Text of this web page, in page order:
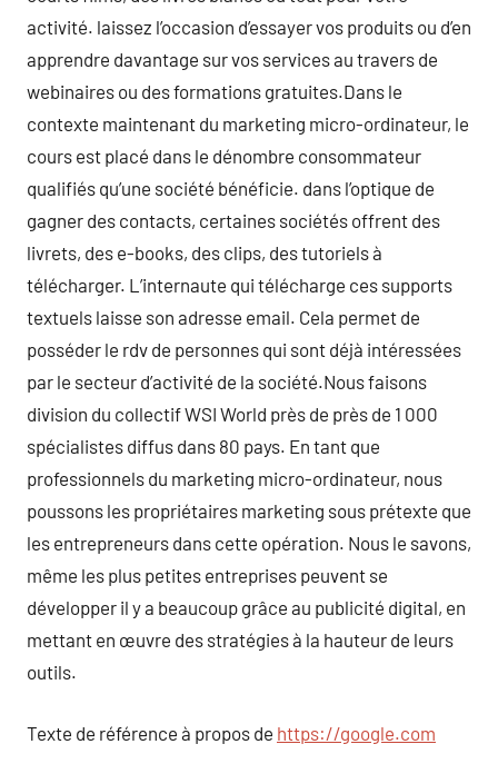
activité. laissez l’occasion d’essayer vos produits ou d’en
apprendre davantage sur vos services au travers de
webinaires ou des formations gratuites.Dans le
contexte maintenant du marketing micro-ordinateur, le
cours est placé dans le dénombre consommateur
qualifiés qu’une société bénéficie. dans l’optique de
gagner des contacts, certaines sociétés offrent des
livrets, des e-books, des clips, des tutoriels à
télécharger. L’internaute qui télécharge ces supports
textuels laisse son adresse email. Cela permet de
posséder le rdv de personnes qui sont déjà intéressées
par le secteur d’activité de la société.Nous faisons
division du collectif WSI World près de près de 1 000
spécialistes diffus dans 80 pays. En tant que
professionnels du marketing micro-ordinateur, nous
poussons les propriétaires marketing sous prétexte que
les entrepreneurs dans cette opération. Nous le savons,
même les plus petites entreprises peuvent se
développer il y a beaucoup grâce au publicité digital, en
mettant en œuvre des stratégies à la hauteur de leurs
outils.
Texte de référence à propos de https://google.com